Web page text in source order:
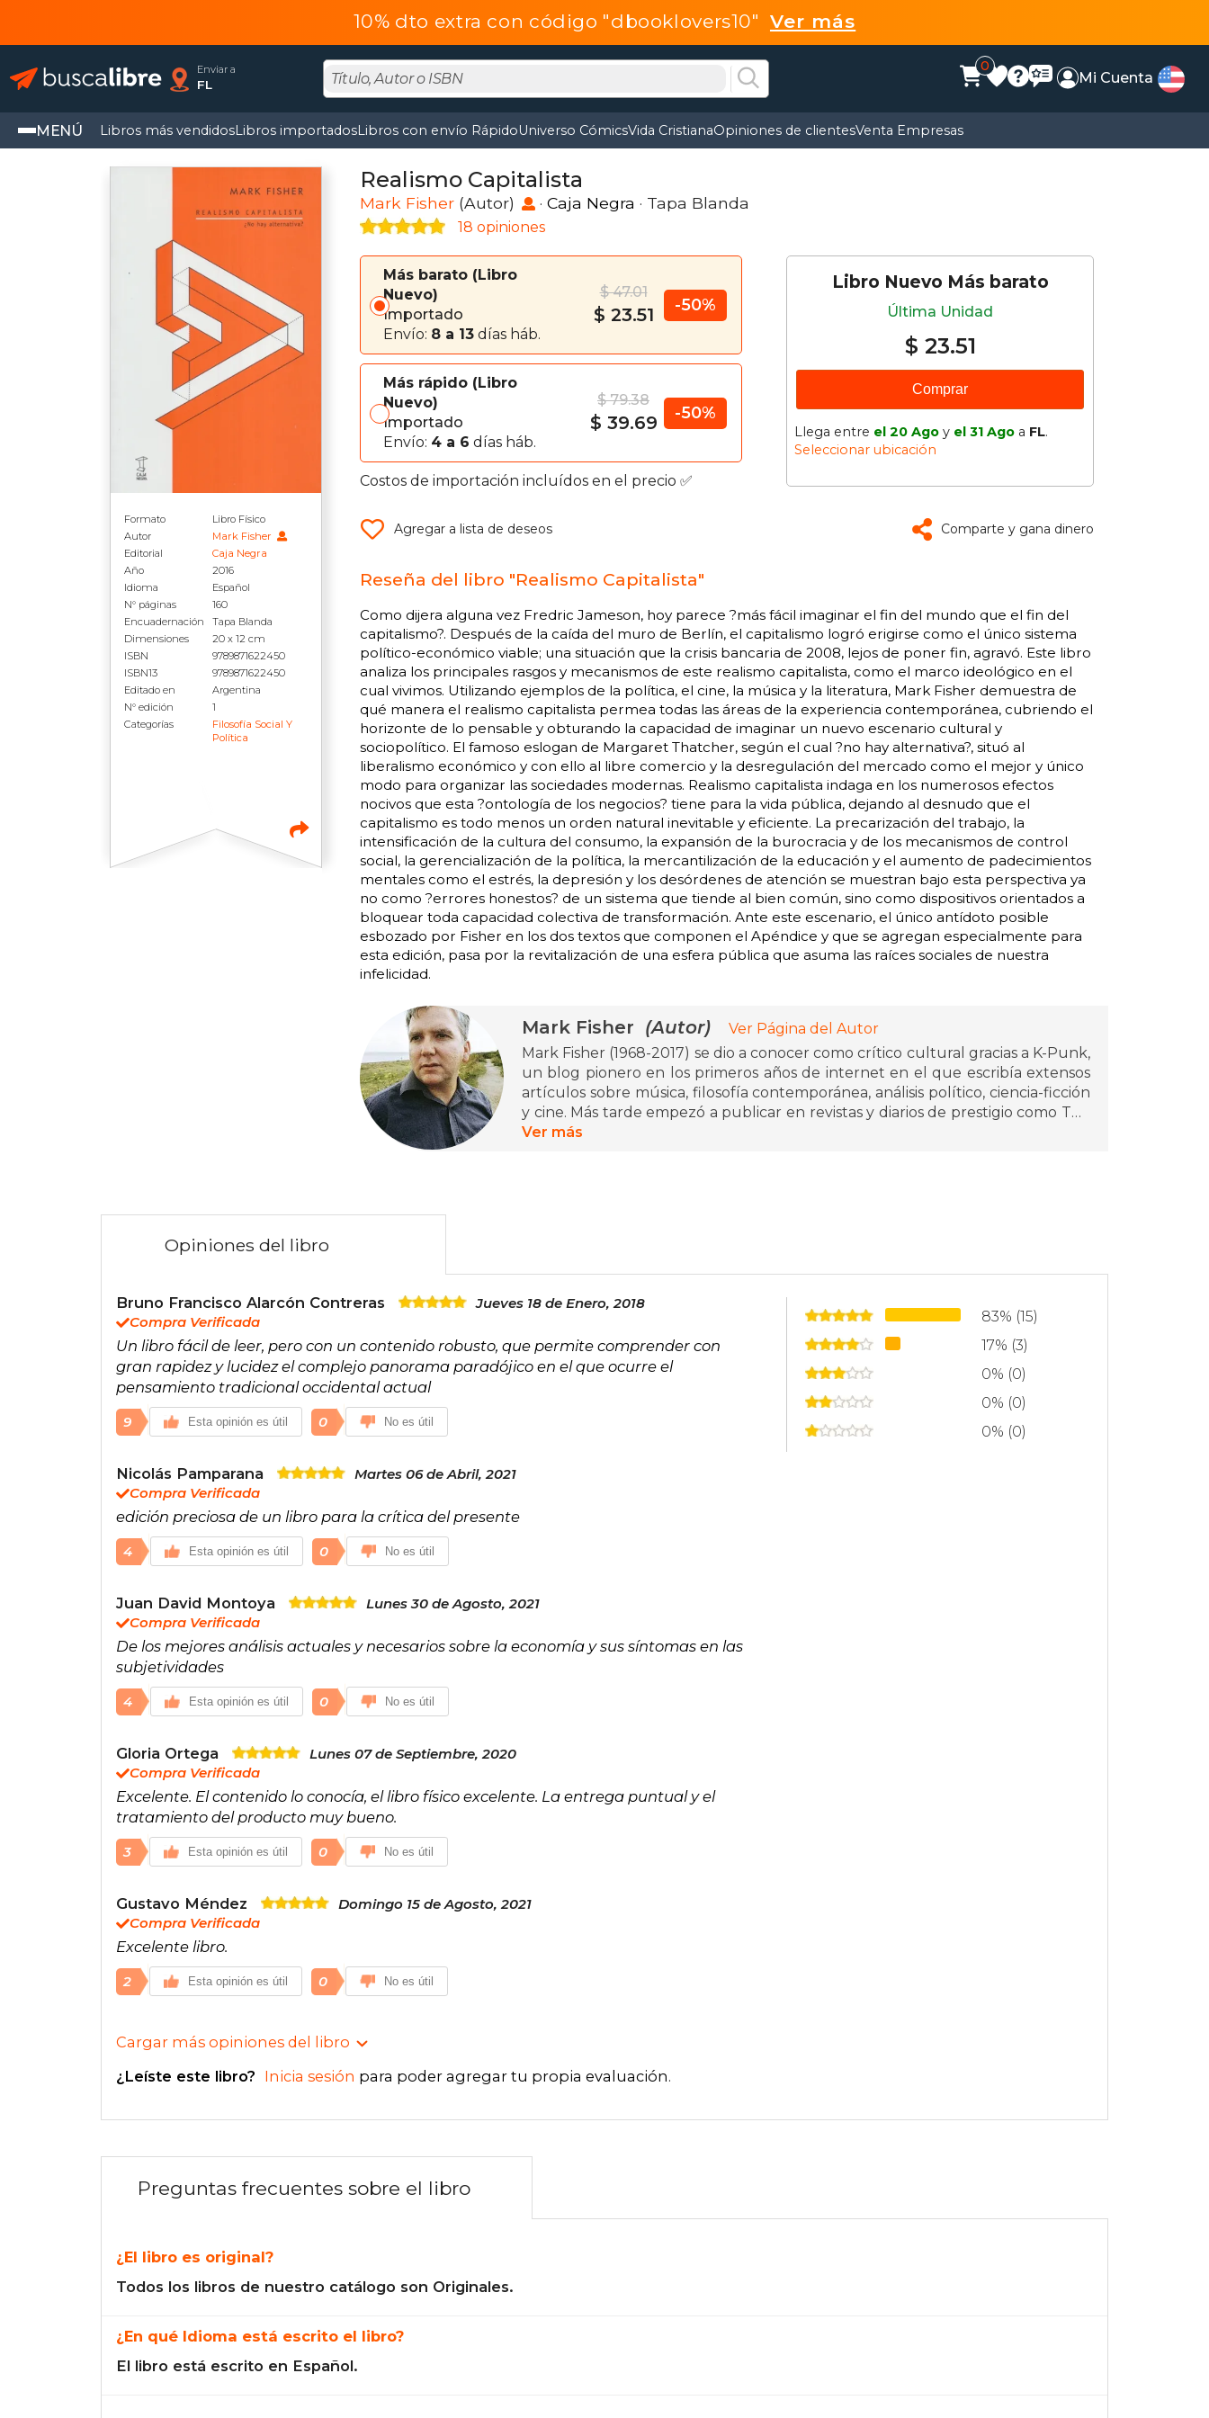
10% dto extra con código "dbooklovers10" Ver más
Enviar a
FL
0
Mi Cuenta
MENÚ Libros más vendidosLibros importadosLibros con envío RápidoUniverso CómicsVida CristianaOpiniones de clientesVenta Empresas
Formato
Libro Físico
Autor
Mark Fisher
Editorial
Caja Negra
Año
2016
Idioma
Español
N° páginas
160
Encuadernación
Tapa Blanda
Dimensiones
20 x 12 cm
ISBN
9789871622450
ISBN13
9789871622450
Editado en
Argentina
N° edición
1
Categorías
Filosofía Social Y
Política
Realismo Capitalista
Mark Fisher (Autor) · Caja Negra · Tapa Blanda
18 opiniones
Más barato
Libro
Nuevo
Importado
Envío: 8 a 13 días háb.
$ 47.01
$ 23.51 -50%
Más rápido
Libro
Nuevo
Importado
Envío: 4 a 6 días háb.
$ 79.38
$ 39.69 -50%
Costos de importación incluídos en el precio ✅
Libro Nuevo Más barato
Última Unidad
$ 23.51
Comprar
Llega entre el 20 Ago y el 31 Ago a FL.
Seleccionar ubicación
Agregar a lista de deseos Comparte y gana dinero
Reseña del libro "Realismo Capitalista"
Como dijera alguna vez Fredric Jameson, hoy parece ?más fácil imaginar el fin del mundo que el fin del
capitalismo?. Después de la caída del muro de Berlín, el capitalismo logró erigirse como el único sistema
político-económico viable; una situación que la crisis bancaria de 2008, lejos de poner fin, agravó. Este libro
analiza los principales rasgos y mecanismos de este realismo capitalista, como el marco ideológico en el
cual vivimos. Utilizando ejemplos de la política, el cine, la música y la literatura, Mark Fisher demuestra de
qué manera el realismo capitalista permea todas las áreas de la experiencia contemporánea, cubriendo el
horizonte de lo pensable y obturando la capacidad de imaginar un nuevo escenario cultural y
sociopolítico. El famoso eslogan de Margaret Thatcher, según el cual ?no hay alternativa?, situó al
liberalismo económico y con ello al libre comercio y la desregulación del mercado como el mejor y único
modo para organizar las sociedades modernas. Realismo capitalista indaga en los numerosos efectos
nocivos que esta ?ontología de los negocios? tiene para la vida pública, dejando al desnudo que el
capitalismo es todo menos un orden natural inevitable y eficiente. La precarización del trabajo, la
intensificación de la cultura del consumo, la expansión de la burocracia y de los mecanismos de control
social, la gerencialización de la política, la mercantilización de la educación y el aumento de padecimientos
mentales como el estrés, la depresión y los desórdenes de atención se muestran bajo esta perspectiva ya
no como ?errores honestos? de un sistema que tiende al bien común, sino como dispositivos orientados a
bloquear toda capacidad colectiva de transformación. Ante este escenario, el único antídoto posible
esbozado por Fisher en los dos textos que componen el Apéndice y que se agregan especialmente para
esta edición, pasa por la revitalización de una esfera pública que asuma las raíces sociales de nuestra
infelicidad.
Mark Fisher (Autor)
Ver Página del Autor
Mark Fisher (1968-2017) se dio a conocer como crítico cultural gracias a K-Punk,
un blog pionero en los primeros años de internet en el que escribía extensos
artículos sobre música, filosofía contemporánea, análisis político, ciencia-ficción
y cine. Más tarde empezó a publicar en revistas y diarios de prestigio como The
Guardian, The Wire o frieze. Es autor de los libros Realismo capitalista,
Ver más
Opiniones del libro
Bruno Francisco Alarcón Contreras
Jueves 18 de Enero, 2018
Compra Verificada
Un libro fácil de leer, pero con un contenido robusto, que permite comprender con
gran rapidez y lucidez el complejo panorama paradójico en el que ocurre el
pensamiento tradicional occidental actual
9 Esta opinión es útil 0 No es útil
Nicolás Pamparana
Martes 06 de Abril, 2021
Compra Verificada
edición preciosa de un libro para la crítica del presente
4 Esta opinión es útil 0 No es útil
Juan David Montoya
Lunes 30 de Agosto, 2021
Compra Verificada
De los mejores análisis actuales y necesarios sobre la economía y sus síntomas en las
subjetividades
4 Esta opinión es útil 0 No es útil
Gloria Ortega
Lunes 07 de Septiembre, 2020
Compra Verificada
Excelente. El contenido lo conocía, el libro físico excelente. La entrega puntual y el
tratamiento del producto muy bueno.
3 Esta opinión es útil 0 No es útil
Gustavo Méndez
Domingo 15 de Agosto, 2021
Compra Verificada
Excelente libro.
2 Esta opinión es útil 0 No es útil
Cargar más opiniones del libro
¿Leíste este libro? Inicia sesión para poder agregar tu propia evaluación.
83% (15)
17% (3)
0% (0)
0% (0)
0% (0)
Preguntas frecuentes sobre el libro
¿El libro es original?
Todos los libros de nuestro catálogo son Originales.
¿En qué Idioma está escrito el libro?
El libro está escrito en Español.